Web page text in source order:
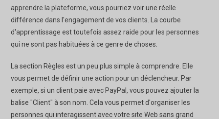
apprendre la plateforme, vous pourriez voir une réelle
différence dans l'engagement de vos clients. La courbe
d'apprentissage est toutefois assez raide pour les personnes
qui ne sont pas habituées à ce genre de choses.
La section Règles est un peu plus simple à comprendre. Elle
vous permet de définir une action pour un déclencheur. Par
exemple, si un client paie avec PayPal, vous pouvez ajouter la
balise "Client" à son nom. Cela vous permet d'organiser les
personnes qui interagissent avec votre site Web sans grand